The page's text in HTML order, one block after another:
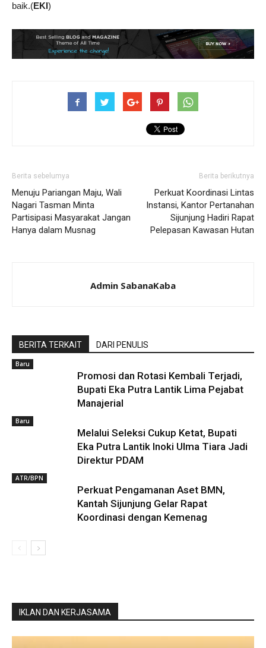
baik.(EKI)
Berita sebelumya
Menuju Pariangan Maju, Wali
Nagari Tasman Minta
Partisipasi Masyarakat Jangan
Hanya dalam Musnag
Berita berikutnya
Perkuat Koordinasi Lintas
Instansi, Kantor Pertanahan
Sijunjung Hadiri Rapat
Pelepasan Kawasan Hutan
Admin SabanaKaba
BERITA TERKAIT DARI PENULIS
Baru
Promosi dan Rotasi Kembali Terjadi,
Bupati Eka Putra Lantik Lima Pejabat
Manajerial
Baru
Melalui Seleksi Cukup Ketat, Bupati
Eka Putra Lantik Inoki Ulma Tiara Jadi
Direktur PDAM
ATR/BPN
Perkuat Pengamanan Aset BMN,
Kantah Sijunjung Gelar Rapat
Koordinasi dengan Kemenag
IKLAN DAN KERJASAMA